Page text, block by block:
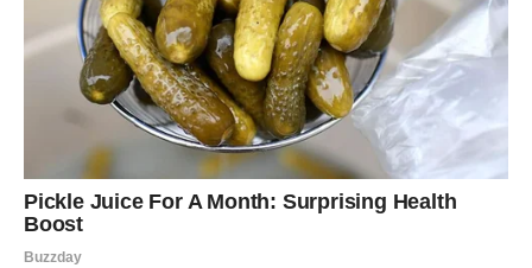
spektru djelovanja kokosovog ulja. Međutim, važno je zadržati
realan pristup.Kokosovo ulje nije lijeki ne može zamijeniti
stomatološke zahvate, profesionalno čišćenje zuba niti
medicinsku terapiju.
Njegova uloga svodi se napomoćno sredstvo
koje može
pridonijeti boljoj higijeni usne šupljine, ali ne rješava ozbiljne
dentalne probleme poput karijesa, upala ili bolesti desni.